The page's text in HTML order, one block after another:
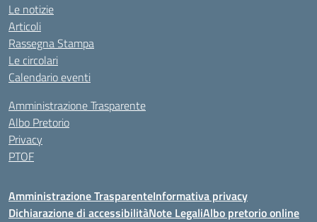
Le notizie
Articoli
Rassegna Stampa
Le circolari
Calendario eventi
Amministrazione Trasparente
Albo Pretorio
Privacy
PTOF
Amministrazione TrasparenteInformativa privacy
Dichiarazione di accessibilitàNote LegaliAlbo pretorio online